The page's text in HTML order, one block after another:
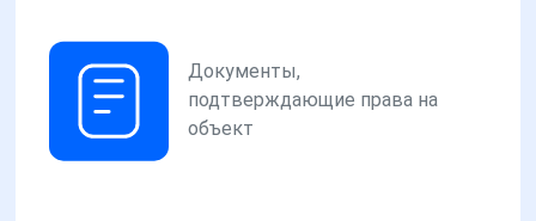
Документы,
подтверждающие права на
объект